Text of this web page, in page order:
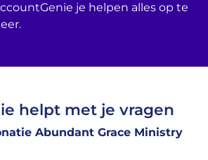
je helpen alles op te
helpt met je vragen
Abundant Grace Ministry